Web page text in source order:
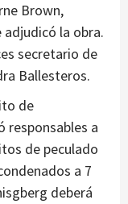
Brown,
la obra.
secretario de
Ballesteros.
de
responsables a
de peculado
a 7
deberá